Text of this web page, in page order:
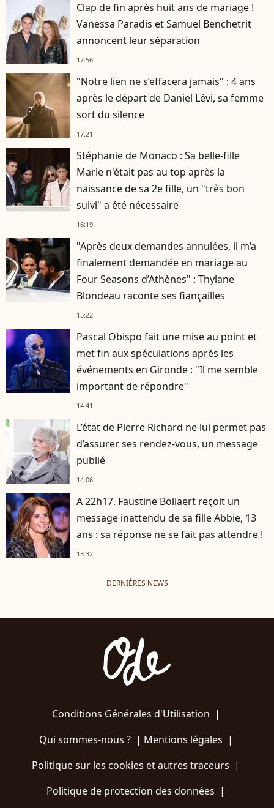
Clap de fin après huit ans de mariage !
Vanessa Paradis et Samuel Benchetrit
annoncent leur séparation
17:56
"Notre lien ne s’effacera jamais" : 4 ans
après le départ de Daniel Lévi, sa femme
sort du silence
17:21
Stéphanie de Monaco : Sa belle-fille
Marie n'était pas au top après la
naissance de sa 2e fille, un "très bon
suivi" a été nécessaire
16:19
"Après deux demandes annulées, il m’a
finalement demandée en mariage au
Four Seasons d’Athènes" : Thylane
Blondeau raconte ses fiançailles
15:22
Pascal Obispo fait une mise au point et
met fin aux spéculations après les
événements en Gironde : "Il me semble
important de répondre"
14:41
L’état de Pierre Richard ne lui permet pas
d’assurer ses rendez-vous, un message
publié
14:06
A 22h17, Faustine Bollaert reçoit un
message inattendu de sa fille Abbie, 13
ans : sa réponse ne se fait pas attendre !
13:32
DERNIÈRES NEWS
Conditions Générales d'Utilisation |
Qui sommes-nous ?| Mentions légales |
Politique sur les cookies et autres traceurs |
Politique de protection des données |